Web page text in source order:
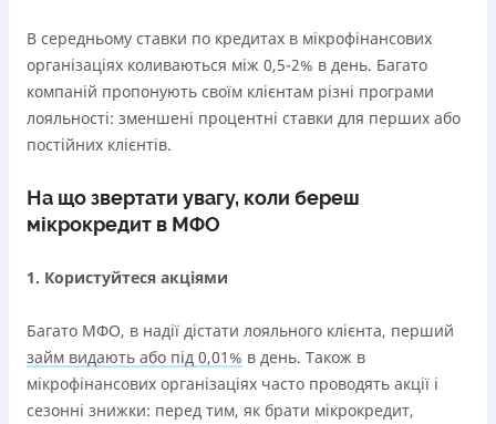
Нема кредиту для юросіб (ФОП)
Немає цілодобової підтримки по телефону, в Viber,
Telegram, Facebook
Погашення
Через термінали самообслуговування
Ліцензія НБУ
Вся інформація про кредит
ОТРИМАТИ ПОЗИКУ
В середньому ставки по кредитах в мікрофінансових
організаціях коливаються між 0,5-2% в день. Багато
компаній пропонують своїм клієнтам різні програми
лояльності: зменшені процентні ставки для перших або
постійних клієнтів.
На що звертати увагу, коли береш
мікрокредит в МФО
1. Користуйтеся акціями
Багато МФО, в надії дістати лояльного клієнта, перший
займ видають або під 0,01% в день. Також в
мікрофінансових організаціях часто проводять акції і
сезонні знижки: перед тим, як брати мікрокредит,